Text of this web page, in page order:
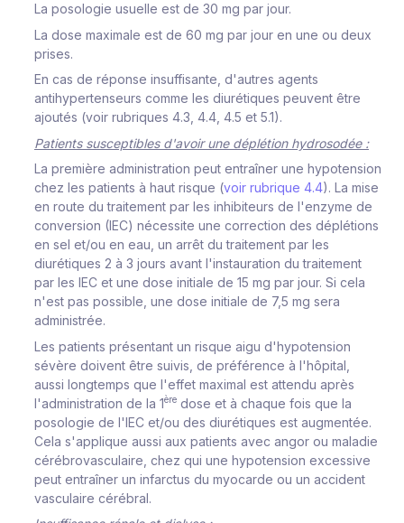
La posologie usuelle est de 30 mg par jour.
La dose maximale est de 60 mg par jour en une ou deux
prises.
En cas de réponse insuffisante, d'autres agents
antihypertenseurs comme les diurétiques peuvent être
ajoutés (voir rubriques 4.3, 4.4, 4.5 et 5.1).
Patients susceptibles d'avoir une déplétion hydrosodée :
La première administration peut entraîner une hypotension
chez les patients à haut risque (voir rubrique 4.4). La mise
en route du traitement par les inhibiteurs de l'enzyme de
conversion (IEC) nécessite une correction des déplétions
en sel et/ou en eau, un arrêt du traitement par les
diurétiques 2 à 3 jours avant l'instauration du traitement
par les IEC et une dose initiale de 15 mg par jour. Si cela
n'est pas possible, une dose initiale de 7,5 mg sera
administrée.
Les patients présentant un risque aigu d'hypotension
sévère doivent être suivis, de préférence à l'hôpital,
aussi longtemps que l'effet maximal est attendu après
l'administration de la 1ère dose et à chaque fois que la
posologie de l'IEC et/ou des diurétiques est augmentée.
Cela s'applique aussi aux patients avec angor ou maladie
cérébrovasculaire, chez qui une hypotension excessive
peut entraîner un infarctus du myocarde ou un accident
vasculaire cérébral.